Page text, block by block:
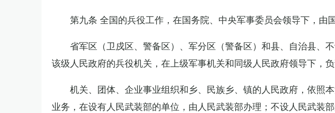
第九条 全国的兵役工作，在国务院、中央军事委员会领导下，由
省军区（卫戍区、警备区）、军分区（警备区）和县、自治县、
该级人民政府的兵役机关，在上级军事机关和同级人民政府领导下，
机关、团体、企业事业组织和乡、民族乡、镇的人民政府，依照
业务，在设有人民武装部的单位，由人民武装部办理；不设人民武装